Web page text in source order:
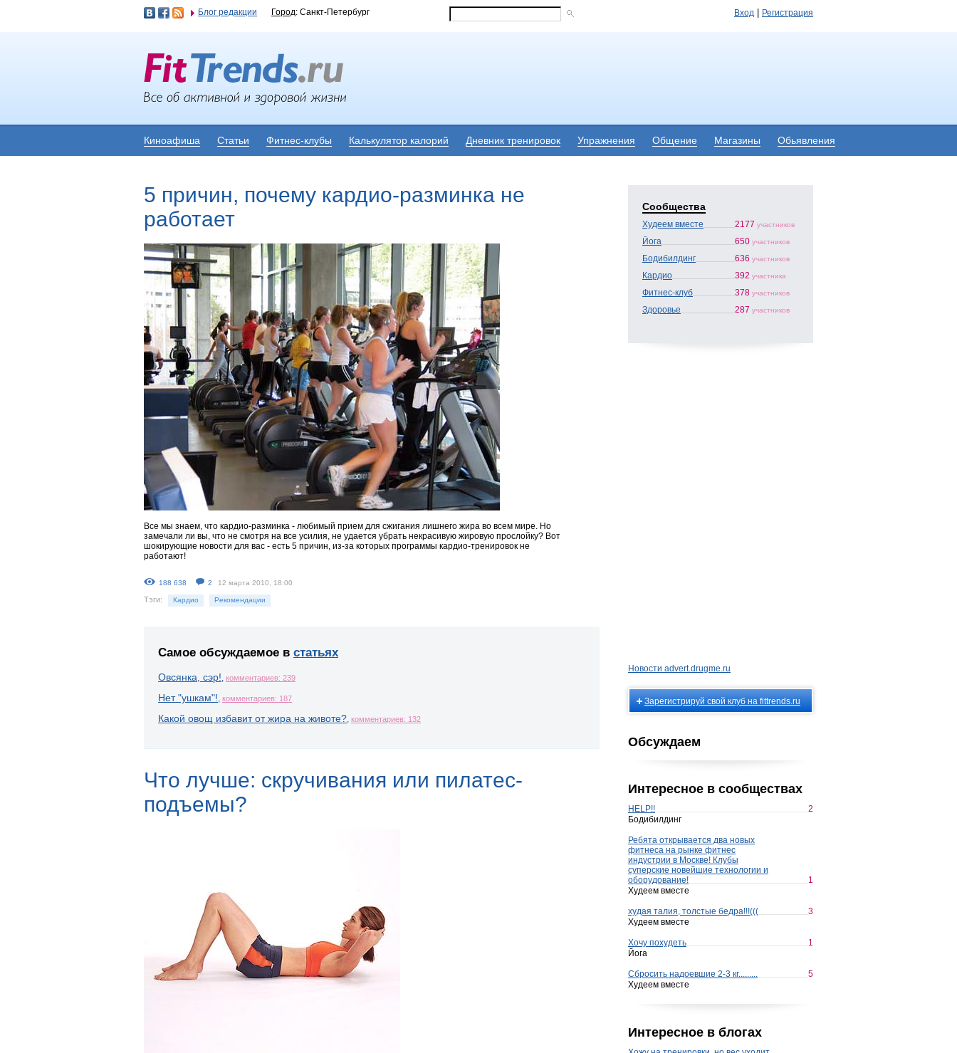
Блог редакции Город: Санкт-Петербург Вход Регистрация
Киноафиша Статьи Фитнес-клубы Калькулятор калорий Дневник тренировок Упражнения Общение Магазины Обьявления
5 причин, почему кардио-разминка не
работает
Все мы знаем, что кардио-разминка - любимый прием для сжигания лишнего жира во всем мире. Но
замечали ли вы, что не смотря на все усилия, не удается убрать некрасивую жировую прослойку? Вот
шокирующие новости для вас - есть 5 причин, из-за которых программы кардио-тренировок не
работают!
188 638 2 12 марта 2010, 18:00
Тэги: Кардио Рекомендации
Самое обсуждаемое в статьях
Овсянка, сэр!, комментариев: 239
Нет "ушкам"!, комментариев: 187
Какой овощ избавит от жира на животе?, комментариев: 132
Что лучше: скручивания или пилатес-
подъемы?
Сообщества
Худеем вместе 2177 участников
Йога 650 участников
Бодибилдинг 636 участников
Кардио 392 участника
Фитнес-клуб 378 участников
Здоровье 287 участников
Новости advert.drugme.ru
Зарегистрируй свой клуб на fittrends.ru
Обсуждаем
Интересное в сообществах
HELP!!
2
Бодибилдинг
Ребята открывается два новых
фитнеса на рынке фитнес
индустрии в Москве! Клубы
суперские новейшие технологии и
оборудование!
1
Худеем вместе
худая талия, толстые бедра!!!(((
3
Худеем вместе
Хочу похудеть
1
Йога
Сбросить надоевшие 2-3 кг.........
5
Худеем вместе
Интересное в блогах